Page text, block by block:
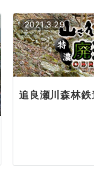
2021.3.29
追良瀬川森林鉄